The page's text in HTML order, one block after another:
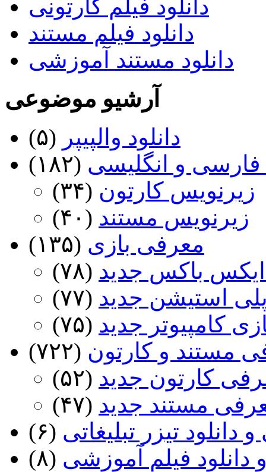
دانلود فیلم کارتونی
دانلود فیلم مستند
دانلود مستند آموزشی
آرشیو موضوعی
دانلود والپیپر (۵)
و انگلیسی (۱۸۲)
زیرنویس کارتون (۳۴)
زیرنویس مستند (۴۰)
معرفی بازی (۱۳۵)
ایکس باکس جدید (۷۸)
استیشن جدید (۷۷)
کامپیوتر جدید (۷۵)
مستند و کارتون (۷۲۲)
کارتون جدید (۵۲)
مستند جدید (۴۷)
دانلود تیزر تبلیغاتی (۶)
فیلم آموزشی (۸)